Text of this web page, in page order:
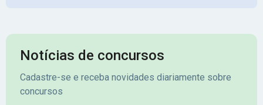
Notícias de concursos
Cadastre-se e receba novidades diariamente sobre
concursos